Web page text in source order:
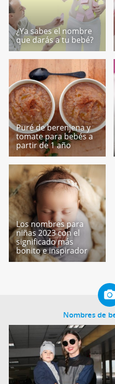
¿Ya sabes el nombre
que darás a tu bebé?
Puré de berenjena y
tomate para bebés a
partir de 1 año
Los nombres para
niñas 2023 con el
significado más
bonito e inspirador
Nombres de